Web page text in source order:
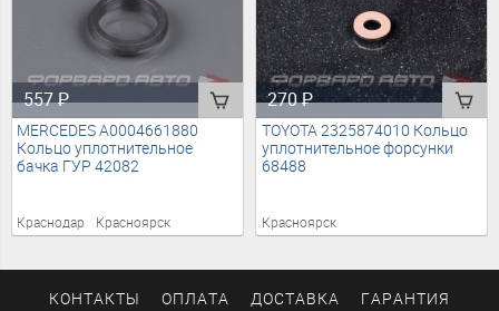
557₽
MERCEDES A0004661880
Кольцо уплотнительное
бачка ГУР 42082
Краснодар Красноярск
270₽
TOYOTA 2325874010 Кольцо
уплотнительное форсунки
68488
Красноярск
КОНТАКТЫ ОПЛАТА ДОСТАВКА ГАРАНТИЯ